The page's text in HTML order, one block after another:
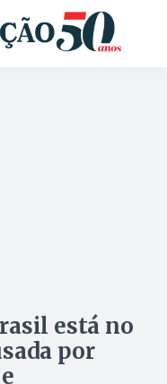
está no
por